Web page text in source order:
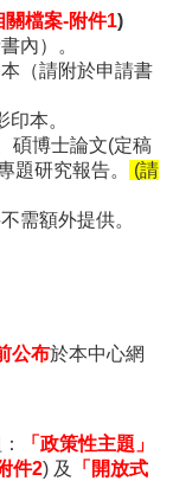
關檔案-附件1)
內）。
（請附於申請書
印本。
博士論文(定稿
題研究報告。
(請
需額外提供。
公布於本中心網
「政策性主題」
件2) 及
「開放式